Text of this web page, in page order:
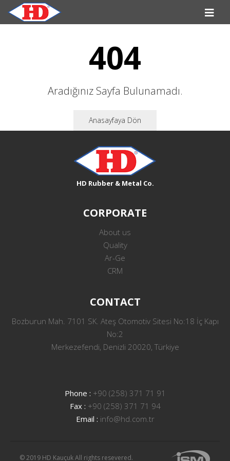
404
Aradığınız Sayfa Bulunamadı.
Anasayfaya Dön
HD Rubber & Metal Co.
CORPORATE
About us
Quality
Ar-Ge
CRM
CONTACT
Bozburun Mah. 7101 SK. Ateş Otomotiv Sitesi No:18 İç Kapı
No:2
Merkezefendi, Denizli 20020, Türkiye
Phone : +90 (258) 371 71 91
Fax : +90 (258) 371 71 94
Email : info@hd.com.tr
© 2019 HD Kauçuk All rights resevered.